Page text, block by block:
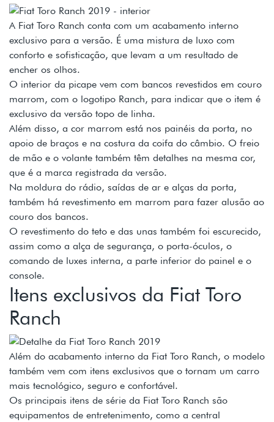
A Fiat Toro Ranch conta com um acabamento interno
exclusivo para a versão. É uma mistura de luxo com
conforto e sofisticação, que levam a um resultado de
encher os olhos.
O interior da picape vem com bancos revestidos em couro
marrom, com o logotipo Ranch, para indicar que o item é
exclusivo da versão topo de linha.
Além disso, a cor marrom está nos painéis da porta, no
apoio de braços e na costura da coifa do câmbio. O freio
de mão e o volante também têm detalhes na mesma cor,
que é a marca registrada da versão.
Na moldura do rádio, saídas de ar e alças da porta,
também há revestimento em marrom para fazer alusão ao
couro dos bancos.
O revestimento do teto e das unas também foi escurecido,
assim como a alça de segurança, o porta-óculos, o
comando de luxes interna, a parte inferior do painel e o
console.
Itens exclusivos da Fiat Toro
Ranch
Além do acabamento interno da Fiat Toro Ranch, o modelo
também vem com itens exclusivos que o tornam um carro
mais tecnológico, seguro e confortável.
Os principais itens de série da Fiat Toro Ranch são
equipamentos de entretenimento, como a central